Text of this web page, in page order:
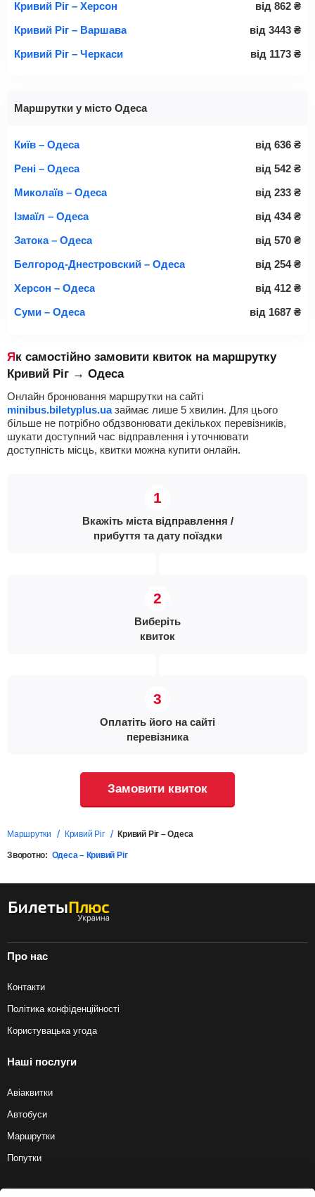
Кривий Ріг – Херсон
від 862 ₴
Кривий Ріг – Варшава
від 3443 ₴
Кривий Ріг – Черкаси
від 1173 ₴
Маршрутки у місто Одеса
Київ – Одеса від 636 ₴
Рені – Одеса
від 542 ₴
Миколаїв – Одеса
від 233 ₴
Ізмаїл – Одеса
від 434 ₴
Затока – Одеса
від 570 ₴
Белгород-Днестровский – Одеса
від 254 ₴
Херсон – Одеса
від 412 ₴
Суми – Одеса
від 1687 ₴
Як самостійно замовити квиток на маршрутку
Кривий Ріг → Одеса
Онлайн бронювання маршрутки на сайті
minibus.biletyplus.uaзаймає лише 5 хвилин. Для цього
більше не потрібно обдзвонювати декількох перевізників,
шукати доступний час відправлення і уточнювати
доступність місць, квитки можна купити онлайн.
Вкажіть міста відправлення /
прибуття та дату поїздки
Виберіть
квиток
Оплатіть його на сайті
перевізника
Замовити квиток
Маршрутки Кривий Ріг Кривий Ріг – Одеса
Зворотно: Одеса – Кривий Ріг
Про нас
Контакти
Політика конфіденційності
Користувацька угода
Наші послуги
Авіаквитки
Автобуси
Маршрутки
Попутки